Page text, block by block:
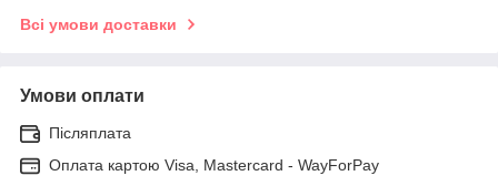
Всі умови доставки
Умови оплати
Післяплата
Оплата картою Visa, Mastercard - WayForPay